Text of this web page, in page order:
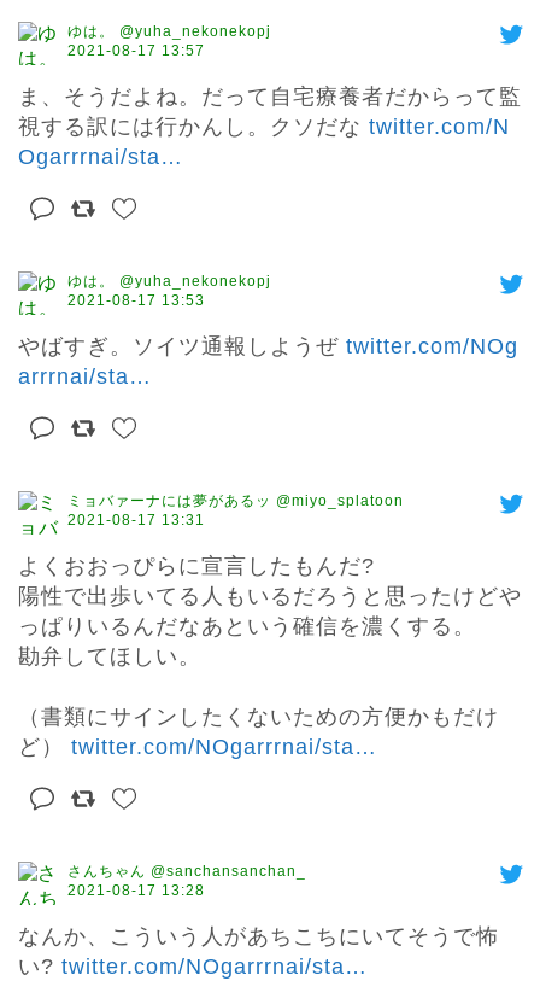
ゆは。 @yuha_nekonekopj
2021-08-17 13:57
ま、そうだよね。だって自宅療養者だからって監
視する訳には行かんし。クソだな twitter.com/N
Ogarrrnai/sta…
ゆは。 @yuha_nekonekopj
2021-08-17 13:53
やばすぎ。ソイツ通報しようぜ twitter.com/NOg
arrrnai/sta…
ミョバァーナには夢があるッ @miyo_splatoon
2021-08-17 13:31
よくおおっぴらに宣言したもんだ?
陽性で出歩いてる人もいるだろうと思ったけどや
っぱりいるんだなあという確信を濃くする。
勘弁してほしい。
（書類にサインしたくないための方便かもだけ
ど） twitter.com/NOgarrrnai/sta…
さんちゃん @sanchansanchan_
2021-08-17 13:28
なんか、こういう人があちこちにいてそうで怖
い? twitter.com/NOgarrrnai/sta…